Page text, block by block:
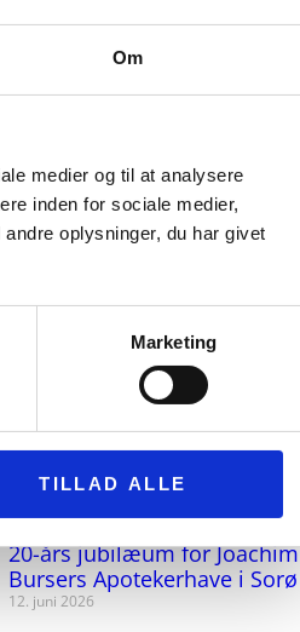
Om
medier og til at analysere
inden for sociale medier,
oplysninger, du har givet
Marketing
TILLAD ALLE
20-års jubilæum for Joachim
Bursers Apotekerhave i Sorø
12. juni 2026